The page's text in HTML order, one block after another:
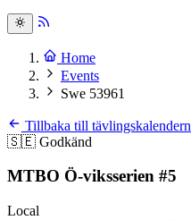
Home
Events
Swe 53961
Tillbaka till tävlingskalendern
🇸🇪 Godkänd
MTBO Ö-viksserien #5
Local